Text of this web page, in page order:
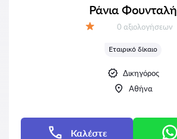
Ράνια Φουνταλή
Αξιολογήσεις:
0 αξιολογήσεων
Εταιρικό δίκαιο
Δικηγόρος
Αθήνα
Καλέστε